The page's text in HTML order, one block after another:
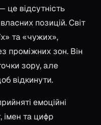
це відсутність
позицій. Світ
та «чужих»,
проміжних зон. Він
зору, але
відкинути.
емоційні
та цифр